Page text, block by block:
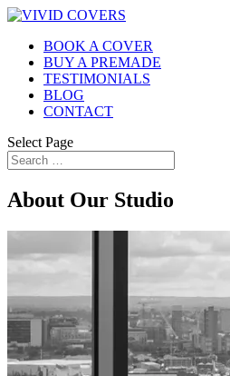
BOOK A COVER
BUY A PREMADE
TESTIMONIALS
BLOG
CONTACT
Select Page
About Our Studio